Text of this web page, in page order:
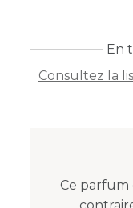
En
Consultez la
Ce parfum